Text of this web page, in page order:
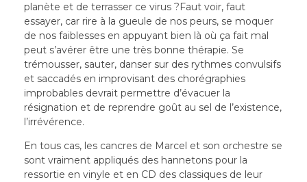
planète et de terrasser ce virus ?Faut voir, faut
essayer, car rire à la gueule de nos peurs, se moquer
de nos faiblesses en appuyant bien là où ça fait mal
peut s’avérer être une très bonne thérapie. Se
trémousser, sauter, danser sur des rythmes convulsifs
et saccadés en improvisant des chorégraphies
improbables devrait permettre d’évacuer la
résignation et de reprendre goût au sel de l’existence,
l’irrévérence.
En tous cas, les cancres de Marcel et son orchestre se
sont vraiment appliqués des hannetons pour la
ressortie en vinyle et en CD des classiques de leur